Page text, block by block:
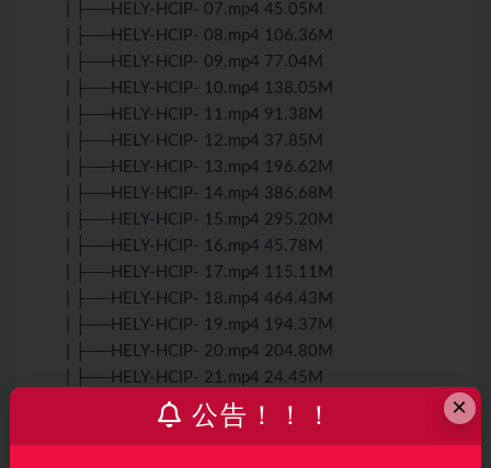
| ├──HELY-HCIP- 07.mp4 45.05M
| ├──HELY-HCIP- 08.mp4 106.36M
| ├──HELY-HCIP- 09.mp4 77.04M
| ├──HELY-HCIP- 10.mp4 138.05M
| ├──HELY-HCIP- 11.mp4 91.38M
| ├──HELY-HCIP- 12.mp4 37.85M
| ├──HELY-HCIP- 13.mp4 196.62M
| ├──HELY-HCIP- 14.mp4 386.68M
| ├──HELY-HCIP- 15.mp4 295.20M
| ├──HELY-HCIP- 16.mp4 45.78M
| ├──HELY-HCIP- 17.mp4 115.11M
| ├──HELY-HCIP- 18.mp4 464.43M
| ├──HELY-HCIP- 19.mp4 194.37M
| ├──HELY-HCIP- 20.mp4 204.80M
| ├──HELY-HCIP- 21.mp4 24.45M
| ├──HELY-HCIP- 22.mp4 186.45M
| ├──HELY-HCIP- 23.mp4 66.11M
×
公告！！！